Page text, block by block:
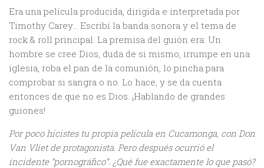
Era una película producida, dirigida e interpretada por
Timothy Carey… Escribí la banda sonora y el tema de
rock & roll principal. La premisa del guión era: Un
hombre se cree Dios, duda de si mismo, irrumpe en una
iglesia, roba el pan de la comunión, lo pincha para
comprobar si sangra o no. Lo hace, y se da cuenta
entonces de que no es Dios. ¡Hablando de grandes
guiones!
Por poco hicistes tu propia película en Cucamonga, con Don
Van Vliet de protagonista. Pero después ocurrió el
incidente “pornográfico”. ¿Qué fue exactamente lo que pasó?